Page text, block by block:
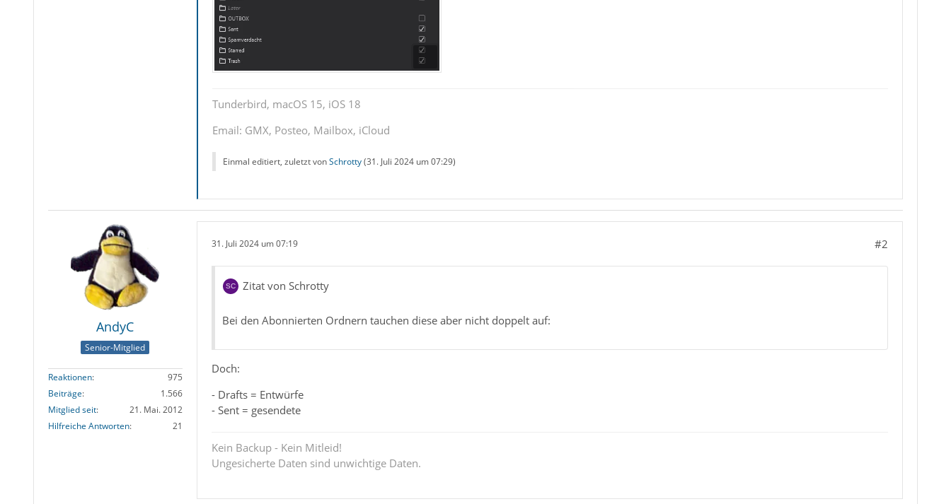
Tunderbird, macOS 15, iOS 18
Email: GMX, Posteo, Mailbox, iCloud
Einmal editiert, zuletzt vonSchrotty(31. Juli 2024 um 07:29)
AndyC
Senior-Mitglied
Reaktionen
975
Beiträge
1.566
Mitglied seit
21. Mai. 2012
Hilfreiche Antworten
21
31. Juli 2024 um 07:19 #2
Zitat von Schrotty
Bei den Abonnierten Ordnern tauchen diese aber nicht doppelt auf:
Doch:
- Drafts = Entwürfe
- Sent = gesendete
Kein Backup - Kein Mitleid!
Ungesicherte Daten sind unwichtige Daten.